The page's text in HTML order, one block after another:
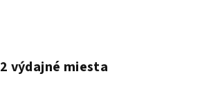
2 výdajné miesta